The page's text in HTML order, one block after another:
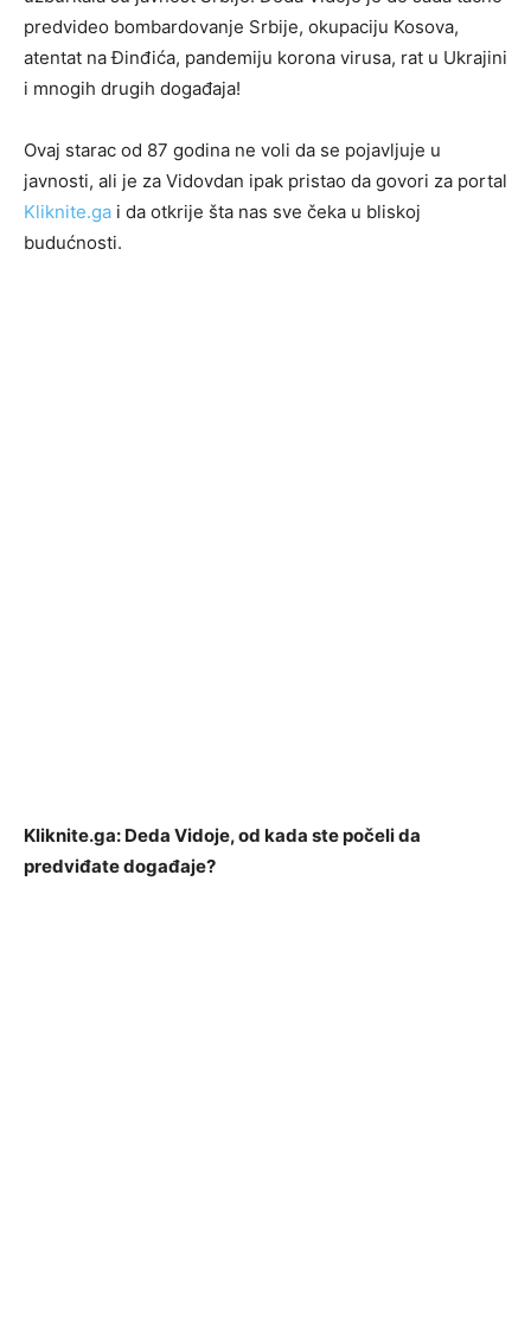
predvideo bombardovanje Srbije, okupaciju Kosova,
atentat na Đinđića, pandemiju korona virusa, rat u Ukrajini
i mnogih drugih događaja!
Ovaj starac od 87 godina ne voli da se pojavljuje u
javnosti, ali je za Vidovdan ipak pristao da govori za portal
Kliknite.ga i da otkrije šta nas sve čeka u bliskoj
budućnosti.
Kliknite.ga: Deda Vidoje, od kada ste počeli da
predviđate događaje?